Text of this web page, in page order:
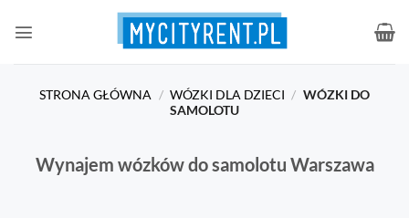
STRONA GŁÓWNA / WÓZKI DLA DZIECI / WÓZKI DO
SAMOLOTU
Wynajem wózków do samolotu Warszawa